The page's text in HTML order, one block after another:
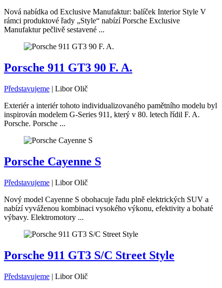
Nová nabídka od Exclusive Manufaktur: balíček Interior Style V
rámci produktové řady „Style“ nabízí Porsche Exclusive
Manufaktur pečlivě sestavené ...
Porsche 911 GT3 90 F. A.
Představujeme | Libor Olič
Exteriér a interiér tohoto individualizovaného pamětního modelu byl
inspirován modelem G-Series 911, který v 80. letech řídil F. A.
Porsche. Porsche ...
Porsche Cayenne S
Představujeme | Libor Olič
Nový model Cayenne S obohacuje řadu plně elektrických SUV a
nabízí vyváženou kombinaci vysokého výkonu, efektivity a bohaté
výbavy. Elektromotory ...
Porsche 911 GT3 S/C Street Style
Představujeme | Libor Olič